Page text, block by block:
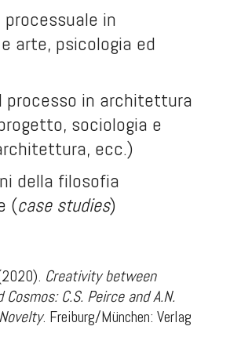
processuale in
arte, psicologia ed
processo in architettura
sociologia e
ecc.)
della filosofia
(case studies)
Creativity between
C.S. Peirce and A.N.
. Freiburg/München: Verlag